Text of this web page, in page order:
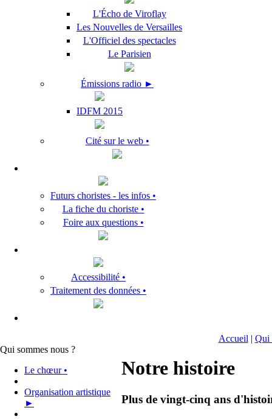
L'Écho de Viroflay
Les Nouvelles de Versailles
L'Officiel des spectacles
Le Parisien
Émissions radio ►
IDFM 2015
Cité sur le web •
Futurs choristes - les infos •
La fiche du choriste •
Foire aux questions •
Accessibilité •
Traitement des données •
Accueil | Qui
Qui sommes nous ?
Le chœur •
Organisation artistique
►
Notre histoire
Plus de vingt-cinq ans